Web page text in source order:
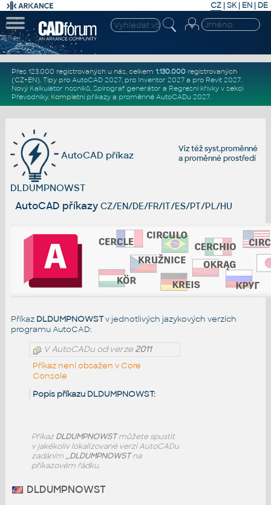
CZ | SK| EN | DE
Přes 123.000 registrovaných u nás, celkem 1.130.000registrovaných
(CZ+EN). Tipy pro AutoCAD 2027, pro Inventor 2027a pro Revit 2027.
Nový Kalkulátor nosníků, Spirograf generátor a Regresní křivkyv sekci
Převodníky. Kompletní příkazya proměnné AutoCADu 2027.
Viz téžsyst.proměnné
aproměnné prostředí
AutoCAD příkaz
DLDUMPNOWST
AutoCAD příkazy CZ/EN/DE/FR/IT/ES/PT/PL/HU
Příkaz DLDUMPNOWSTv jednotlivých jazykových verzích
programu AutoCAD:
V AutoCADu od verze2011
Příkaz není obsažen v Core
Console
Popis příkazu DLDUMPNOWST:
PříkazDLDUMPNOWSTmůžete spustit
v jakékoliv lokalizované verzi AutoCADu
zadáním _DLDUMPNOWSTna
příkazovém řádku.
DLDUMPNOWST